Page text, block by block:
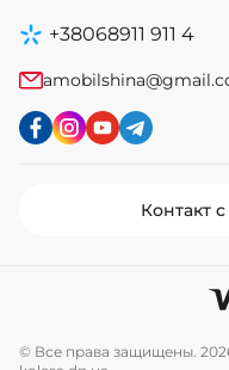
+38068911 911 4
Контакт
© Все права защищены.